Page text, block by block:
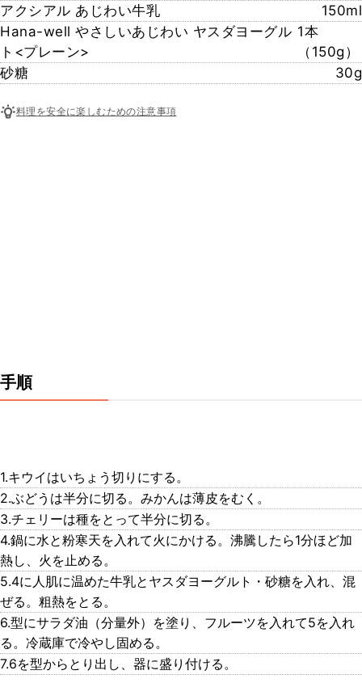
アクシアル あじわい牛乳
150ml
Hana-well やさしいあじわい ヤスダヨーグル
ト<プレーン>
1本
（150g）
砂糖
30g
料理を安全に楽しむための注意事項
手順
1​.キウイはいちょう切りにする。
2.​ぶどうは半分に切る。みかんは薄皮をむく。
3​.チェリーは種をとって半分に切る。
4.​鍋に水と粉寒天を入れて火にかける。沸騰したら1分ほど加
熱し、火を止める。
5.​4に人肌に温めた牛乳とヤスダヨーグルト・砂糖を入れ、混
ぜる。粗熱をとる。
6​.型にサラダ油（分量外）を塗り、フルーツを入れて5を入れ
る。冷蔵庫で冷やし固める。
7.​6を型からとり出し、器に盛り付ける。